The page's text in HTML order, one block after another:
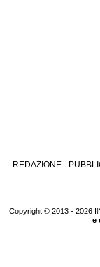
REDAZIONE
Copyright © 2013 - 2026
e